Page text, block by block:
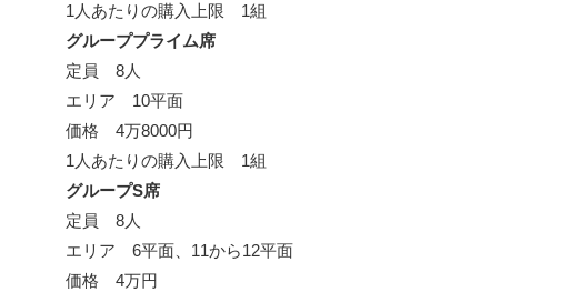
1人あたりの購入上限 1組
グループプライム席
定員 8人
エリア 10平面
価格 4万8000円
1人あたりの購入上限 1組
グループS席
定員 8人
エリア 6平面、11から12平面
価格 4万円